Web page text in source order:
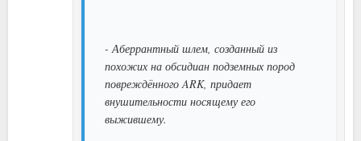
- Аберрантный шлем, созданный из
похожих на обсидиан подземных пород
повреждённого ARK, придает
внушительности носящему его
выжившему.